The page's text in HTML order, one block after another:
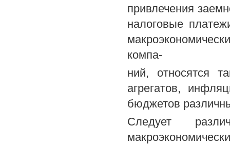
привлечения
налоговые
компа-
ний, относятся
агрегатов,
бюджетов
Следует